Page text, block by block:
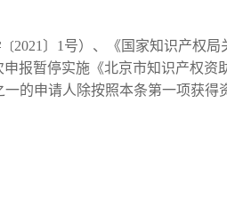
2021〕1号）、《国家知识产权局
报暂停实施《北京市知识产权资
的申请人除按照本条第一项获得